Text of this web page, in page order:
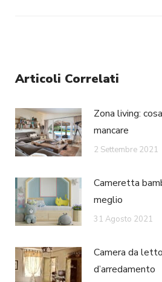
Articoli Correlati
Zona living:
mancare
2 Settembre 2021
Cameretta
meglio
31 Agosto 2021
Camera da
d’arredamento